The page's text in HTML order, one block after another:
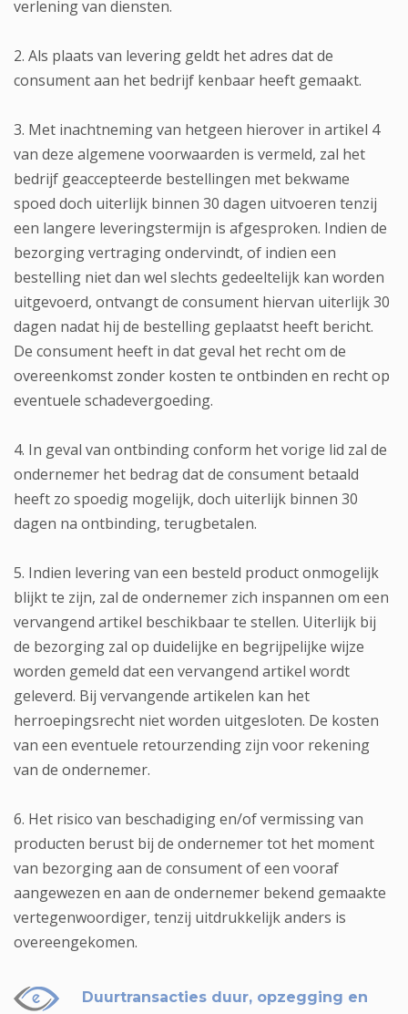
verlening van diensten.
2. Als plaats van levering geldt het adres dat de
consument aan het bedrijf kenbaar heeft gemaakt.
3. Met inachtneming van hetgeen hierover in artikel 4
van deze algemene voorwaarden is vermeld, zal het
bedrijf geaccepteerde bestellingen met bekwame
spoed doch uiterlijk binnen 30 dagen uitvoeren tenzij
een langere leveringstermijn is afgesproken. Indien de
bezorging vertraging ondervindt, of indien een
bestelling niet dan wel slechts gedeeltelijk kan worden
uitgevoerd, ontvangt de consument hiervan uiterlijk 30
dagen nadat hij de bestelling geplaatst heeft bericht.
De consument heeft in dat geval het recht om de
overeenkomst zonder kosten te ontbinden en recht op
eventuele schadevergoeding.
4. In geval van ontbinding conform het vorige lid zal de
ondernemer het bedrag dat de consument betaald
heeft zo spoedig mogelijk, doch uiterlijk binnen 30
dagen na ontbinding, terugbetalen.
5. Indien levering van een besteld product onmogelijk
blijkt te zijn, zal de ondernemer zich inspannen om een
vervangend artikel beschikbaar te stellen. Uiterlijk bij
de bezorging zal op duidelijke en begrijpelijke wijze
worden gemeld dat een vervangend artikel wordt
geleverd. Bij vervangende artikelen kan het
herroepingsrecht niet worden uitgesloten. De kosten
van een eventuele retourzending zijn voor rekening
van de ondernemer.
6. Het risico van beschadiging en/of vermissing van
producten berust bij de ondernemer tot het moment
van bezorging aan de consument of een vooraf
aangewezen en aan de ondernemer bekend gemaakte
vertegenwoordiger, tenzij uitdrukkelijk anders is
overeengekomen.
Duurtransacties duur, opzegging en